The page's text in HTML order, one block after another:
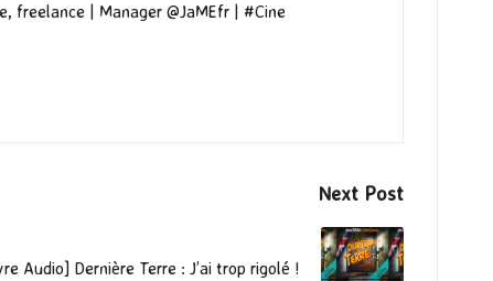
freelance | Manager @JaMEfr | #Cine
Next Post
Audio] Dernière Terre : J’ai trop rigolé !